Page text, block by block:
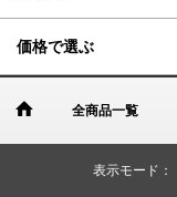
価格で選ぶ
全商品一覧
表示モード：